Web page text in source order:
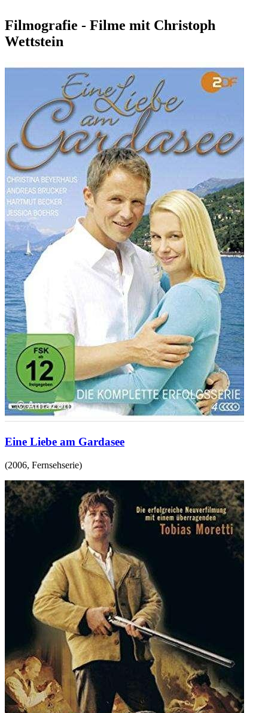
Filmografie - Filme mit Christoph
Wettstein
Eine Liebe am Gardasee
(2006, Fernsehserie)